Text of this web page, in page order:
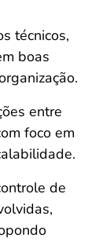
técnicos,
boas
entre
foco em
de